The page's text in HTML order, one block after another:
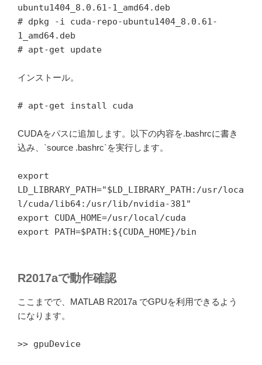
ubuntu1404_8.0.61-1_amd64.deb
# dpkg -i cuda-repo-ubuntu1404_8.0.61-
1_amd64.deb
# apt-get update
インストール。
# apt-get install cuda
CUDAをパスに追加します。以下の内容を.bashrcに書き
込み、`source .bashrc`を実行します。
export
LD_LIBRARY_PATH="$LD_LIBRARY_PATH:/usr/loca
l/cuda/lib64:/usr/lib/nvidia-381"
export CUDA_HOME=/usr/local/cuda
export PATH=$PATH:${CUDA_HOME}/bin
R2017aで動作確認
ここまでで、MATLAB R2017a でGPUを利用できるよう
になります。
>> gpuDevice